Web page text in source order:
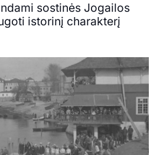
sostinės Jogailos
istorinį charakterį